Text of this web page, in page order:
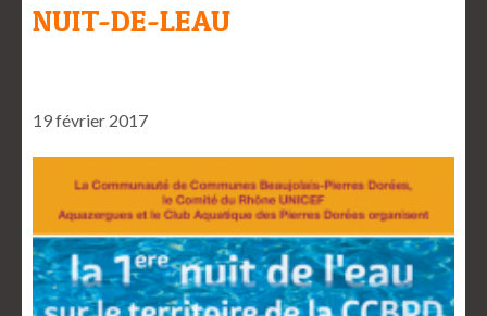
NUIT-DE-LEAU
19 février 2017